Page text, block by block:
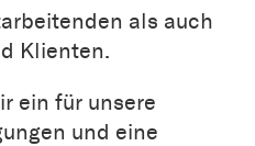
als auch
Klienten.
ein für unsere
und eine